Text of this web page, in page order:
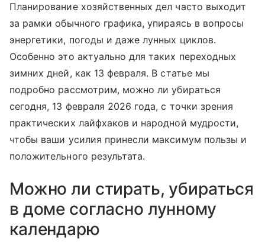
Планирование хозяйственных дел часто выходит
за рамки обычного графика, упираясь в вопросы
энергетики, погоды и даже лунных циклов.
Особенно это актуально для таких переходных
зимних дней, как 13 февраля. В статье мы
подробно рассмотрим, можно ли убираться
сегодня, 13 февраля 2026 года, с точки зрения
практических лайфхаков и народной мудрости,
чтобы ваши усилия принесли максимум пользы и
положительного результата.
Можно ли стирать, убираться
в доме согласно лунному
календарю